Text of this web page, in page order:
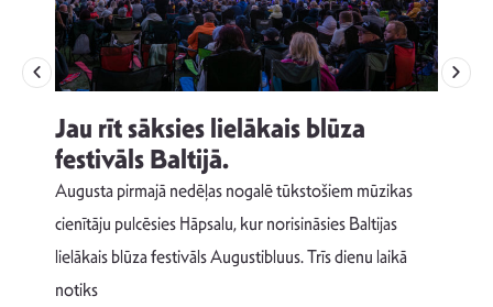
Jau rīt sāksies lielākais blūza
festivāls Baltijā.
Augusta pirmajā nedēļas nogalē tūkstošiem mūzikas
cienītāju pulcēsies Hāpsalu, kur norisināsies Baltijas
lielākais blūza festivāls Augustibluus. Trīs dienu laikā
notiks